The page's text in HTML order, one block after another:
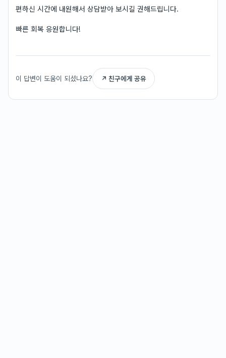
편하신 시간에 내원해서 상담받아 보시길 권해드립니다.
빠른 회복 응원합니다!
이 답변이 도움이 되셨나요? ↗ 친구에게 공유